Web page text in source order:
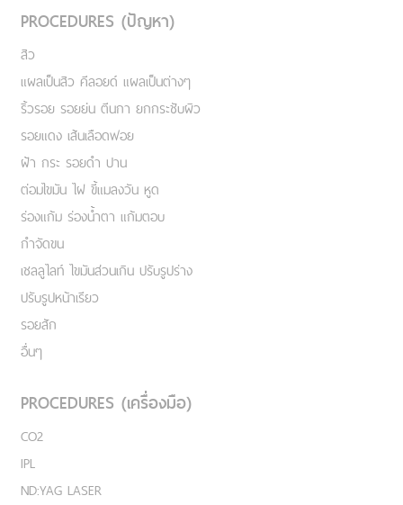
PROCEDURES (ปัญหา)
สิว
แผลเป็นสิว คีลอยด์ แผลเป็นต่างๆ
ริ้วรอย รอยย่น ตีนกา ยกกระชับผิว
รอยแดง เส้นเลือดฟอย
ฝ้า กระ รอยดำ ปาน
ต่อมไขมัน ไฝ ขี้แมลงวัน หูด
ร่องแก้ม ร่องน้ำตา แก้มตอบ
กำจัดขน
เชลลูไลท์ ไขมันส่วนเกิน ปรับรูปร่าง
ปรับรูปหน้าเรียว
รอยสัก
อื่นๆ
PROCEDURES (เครื่องมือ)
CO2
IPL
ND:YAG LASER